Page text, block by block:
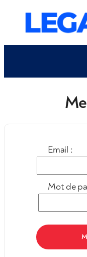
contenu
Email :
Mot de